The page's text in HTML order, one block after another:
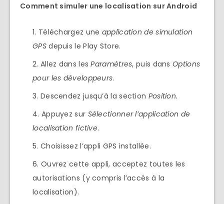
Comment simuler une localisation sur Android
Téléchargez une application de simulation
GPSdepuis le Play Store.
Allez dans lesParamètres, puis dansOptions
pour les développeurs.
Descendez jusqu’à la section Position.
Appuyez sur Sélectionner l’application de
localisation fictive.
Choisissez l’appli GPS installée.
Ouvrez cette appli, acceptez toutes les
autorisations (y compris l’accès à la
localisation).